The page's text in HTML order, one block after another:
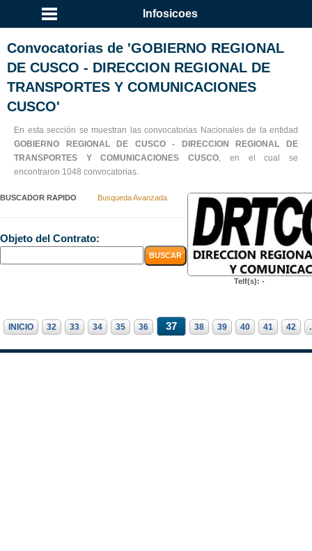
Infosicoes
Convocatorias de 'GOBIERNO REGIONAL
DE CUSCO - DIRECCION REGIONAL DE
TRANSPORTES Y COMUNICACIONES
CUSCO'
En esta sección se muestran las convocatorias Nacionales de la entidad
GOBIERNO REGIONAL DE CUSCO - DIRECCION REGIONAL DE
TRANSPORTES Y COMUNICACIONES CUSCO, en el cual se
encontraron 1048 convocatorias.
BUSCADOR RAPIDO Busqueda Avanzada
Objeto del Contrato:
Telf(s): -
INICIO 32 33 34 35 36 37 38 39 40 41 42